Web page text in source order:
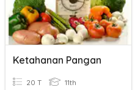
Ketahanan Pangan
20 T 11th